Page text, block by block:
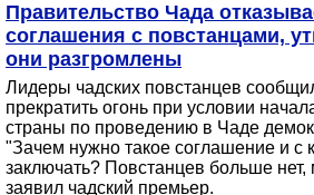
Правительство Чада
соглашения с повстанцами,
они разгромлены
Лидеры чадских повстанцев
прекратить огонь при условии
страны по проведению в Чаде
"Зачем нужно такое соглашение и с
заключать? Повстанцев больше
заявил чадский премьер.